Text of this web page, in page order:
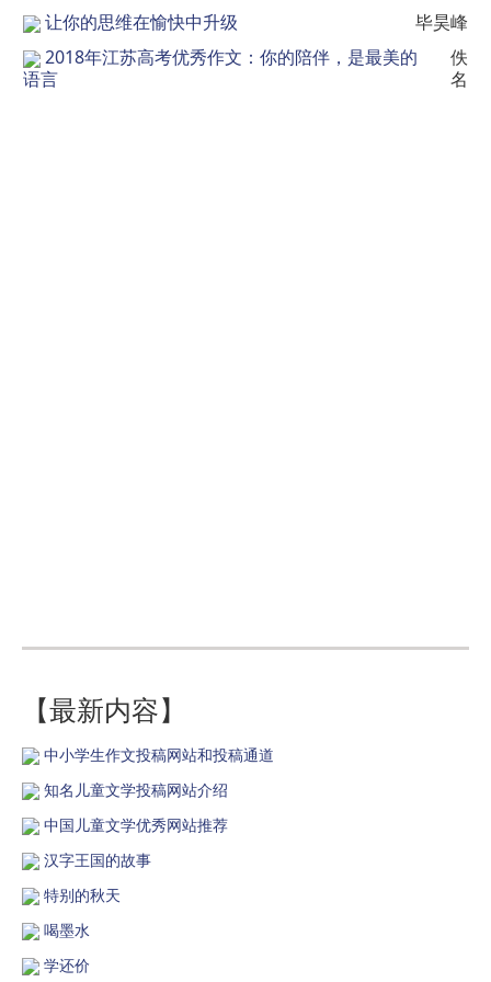
让你的思维在愉快中升级
毕昊峰
2018年江苏高考优秀作文：你的陪伴，是最美的
语言
佚
名
【最新内容】
中小学生作文投稿网站和投稿通道
知名儿童文学投稿网站介绍
中国儿童文学优秀网站推荐
汉字王国的故事
特别的秋天
喝墨水
学还价